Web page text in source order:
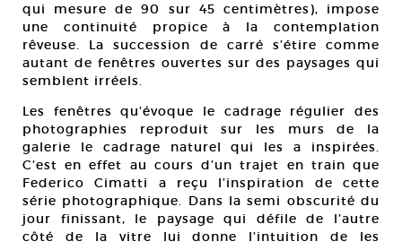
qui mesure de 90 sur 45 centimètres), impose
une continuité propice à la contemplation
rêveuse. La succession de carré s’étire comme
autant de fenêtres ouvertes sur des paysages qui
semblent irréels.
Les fenêtres qu’évoque le cadrage régulier des
photographies reproduit sur les murs de la
galerie le cadrage naturel qui les a inspirées.
C’est en effet au cours d’un trajet en train que
Federico Cimatti a reçu l’inspiration de cette
série photographique. Dans la semi obscurité du
jour finissant, le paysage qui défile de l’autre
côté de la vitre lui donne l’intuition de les